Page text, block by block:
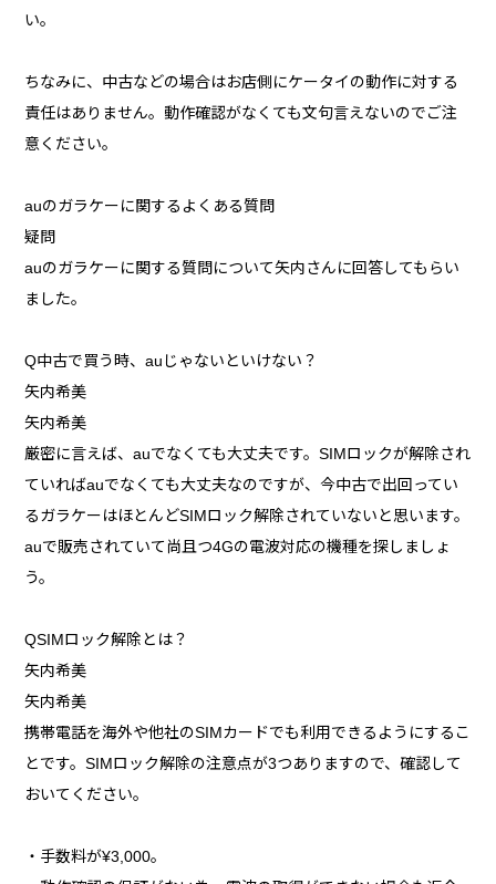
い。
ちなみに、中古などの場合はお店側にケータイの動作に対する
責任はありません。動作確認がなくても文句言えないのでご注
意ください。
auのガラケーに関するよくある質問
疑問
auのガラケーに関する質問について矢内さんに回答してもらい
ました。
Q中古で買う時、auじゃないといけない？
矢内希美
矢内希美
厳密に言えば、auでなくても大丈夫です。SIMロックが解除され
ていればauでなくても大丈夫なのですが、今中古で出回ってい
るガラケーはほとんどSIMロック解除されていないと思います。
auで販売されていて尚且つ4Gの電波対応の機種を探しましょ
う。
QSIMロック解除とは？
矢内希美
矢内希美
携帯電話を海外や他社のSIMカードでも利用できるようにするこ
とです。SIMロック解除の注意点が3つありますので、確認して
おいてください。
・手数料が¥3,000。